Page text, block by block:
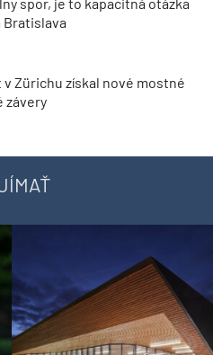
Bratislava
Zürichu získal nové mostné
závery